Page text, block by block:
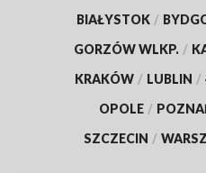
BIAŁYSTOK /
GORZÓW WLKP. /
KRAKÓW / LUBLIN /
OPOLE /
SZCZECIN /